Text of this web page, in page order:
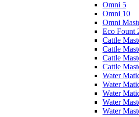
Omni 5
Omni 10
Omni
Eco Fount
Cattle
Cattle
Cattle
Cattle
Water
Water
Water
Water
Water